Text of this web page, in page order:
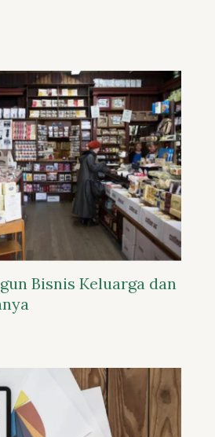
Bisnis Keluarga dan